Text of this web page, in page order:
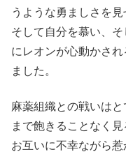
うような勇ましさを見
そして自分を慕い、
にレオンが心動かさ
ました。
麻薬組織との戦いは
まで飽きることなく見
お互いに不幸ながら